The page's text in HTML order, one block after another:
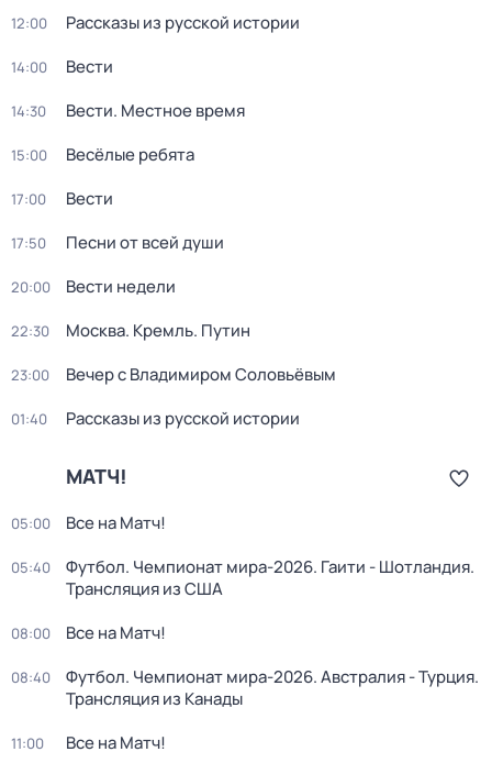
12:00 Рассказы из русской истории
14:00 Вести
14:30 Вести. Местное время
15:00 Весёлые ребята
17:00 Вести
17:50 Песни от всей души
20:00 Вести недели
22:30 Москва. Кремль. Путин
23:00 Вечер с Владимиром Соловьёвым
01:40 Рассказы из русской истории
МАТЧ!
05:00 Все на Матч!
05:40
Футбол. Чемпионат мира-2026. Гаити - Шотландия.
Трансляция из США
08:00 Все на Матч!
08:40
Футбол. Чемпионат мира-2026. Австралия - Турция.
Трансляция из Канады
11:00 Все на Матч!